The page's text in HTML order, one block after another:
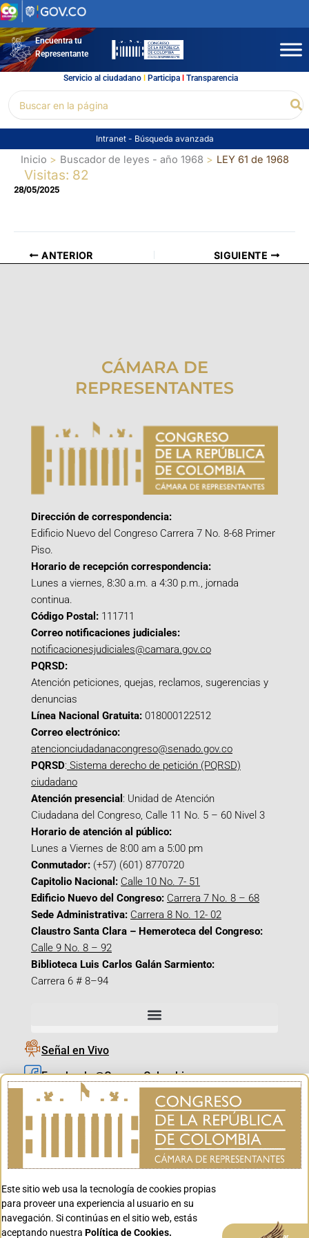
Ir
al
contenidoEncuentra tu
Representante
Servicio al ciudadano l Participal Transparencia
por:
Intranet - Búsqueda avanzada
Inicio Buscador de leyes - año 1968 LEY 61 de 1968
Visitas: 82
28/05/2025
ANTERIOR SIGUIENTE
CÁMARA DE
REPRESENTANTES
Dirección de correspondencia:
Edificio Nuevo del Congreso Carrera 7 No. 8-68 Primer
Piso.
Horario de recepción correspondencia:
Lunes a viernes, 8:30 a.m. a 4:30 p.m., jornada
continua.
Código Postal: 111711
Correo notificaciones judiciales:
notificacionesjudiciales@camara.gov.co
PQRSD:
Atención peticiones, quejas, reclamos, sugerencias y
denuncias
Línea Nacional Gratuita: 018000122512
Correo electrónico:
atencionciudadanacongreso@senado.gov.co
PQRSD: Sistema derecho de petición (PQRSD)
ciudadano
Atención presencial : Unidad de Atención
Ciudadana del Congreso, Calle 11 No. 5 – 60 Nivel 3
Horario de atención al público:
Lunes a Viernes de 8:00 am a 5:00 pm
Conmutador: (+57) (601) 8770720
Capitolio Nacional: Calle 10 No. 7- 51
Edificio Nuevo del Congreso: Carrera 7 No. 8 – 68
Sede Administrativa: Carrera 8 No. 12- 02
Claustro Santa Clara – Hemeroteca del Congreso:
Calle 9 No. 8 – 92
Biblioteca Luis Carlos Galán Sarmiento:
Carrera 6 # 8–94
Señal en Vivo
Facebook_@CamaraColombia
Instagram_@CamaraColombia
X_@CamaraColombia
Youtube_@CamaraColombia
Youtube_@CanalCongreso
Este sitio web usa la tecnología de cookies propias
para proveer una experiencia al usuario en su
navegación. Si continúas en el sitio web, estás
aceptando nuestra Política de Cookies. Aceptar